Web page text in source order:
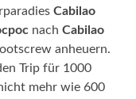
Cabilao
nachCabilao
anheuern.
Trip für 1000
mehr wie 600